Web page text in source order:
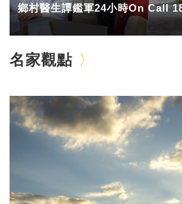
鄉村醫生譚鑑軍24小時On Call
名家觀點